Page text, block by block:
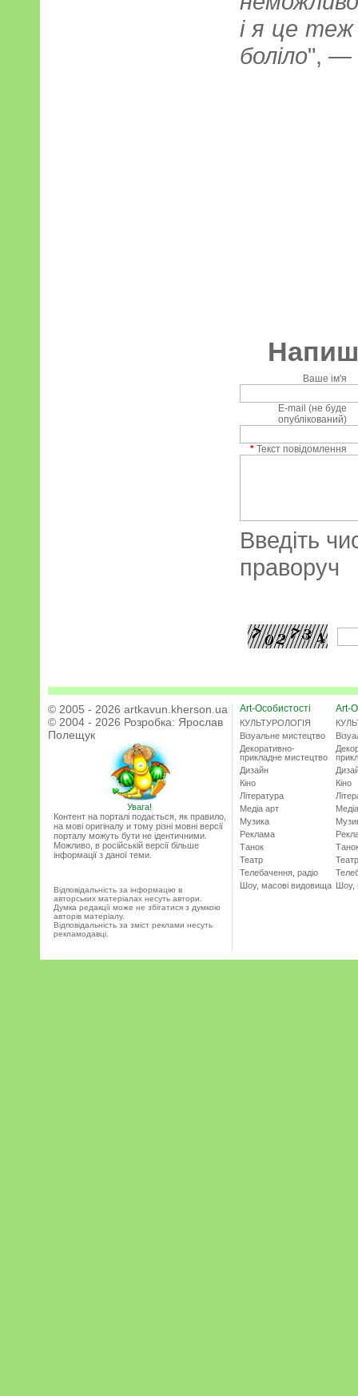
і я це
боліло", —
Ваше ім'я
E-mail (не буде
опублікований)
* Текст повідомлення
Введіть
праворуч
© 2005 - 2026 artkavun.kherson.ua
© 2004 - 2026 Розробка: Ярослав
Полещук
Увага!
Контент на порталі подається, як правило,
на мові оригіналу и тому різні мовні версії
порталу можуть бути не ідентичними.
Можливо, в російській версії більше
інформації з даної теми.
Відповідальність за інформацію в
авторських матеріалах несуть автори.
Думка редакції може не збігатися з думкою
авторів матеріалу.
Відповідальність за зміст реклами несуть
рекламодавці.
Art-Особистості
КУЛЬТУРОЛОГІЯ
Візуальне мистецтво
Декоративно-
прикладне мистецтво
Дизайн
Кіно
Література
Медіа арт
Музика
Реклама
Танок
Театр
Телебачення, радіо
Шоу, масові видовища
Art-
Кіно
Театр
Шоу,